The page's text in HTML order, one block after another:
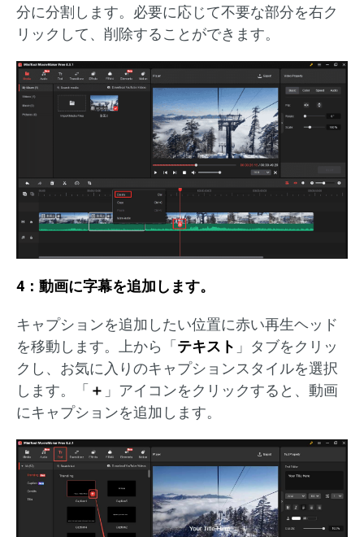
分に分割します。必要に応じて不要な部分を右ク
リックして、削除することができます。
4：動画に字幕を追加します。
キャプションを追加したい位置に赤い再生ヘッド
を移動します。上から「 テキスト 」タブをクリッ
クし、お気に入りのキャプションスタイルを選択
します。「 ＋ 」アイコンをクリックすると、動画
にキャプションを追加します。